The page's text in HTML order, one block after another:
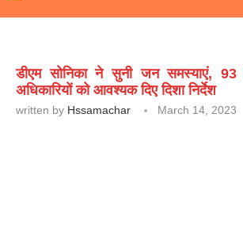
डीएम सोनिका ने सुनी जन समस्याएं, 93
अधिकारियों को आवश्यक दिए दिशा निर्देश
written by Hssamachar March 14, 2023